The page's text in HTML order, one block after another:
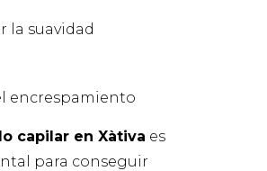
la suavidad
encrespamiento
capilar en Xàtiva es
para conseguir